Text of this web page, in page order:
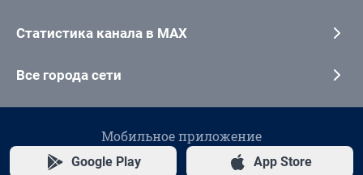
Статистика канала в MAX
Все города сети
Мобильное приложение
Google Play App Store